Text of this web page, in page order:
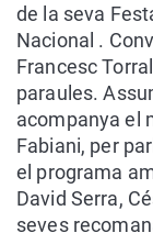
de la seva
Nacional .
Francesc
paraules.
acompanya el
Fabiani, per
el programa
David Serra,
seves